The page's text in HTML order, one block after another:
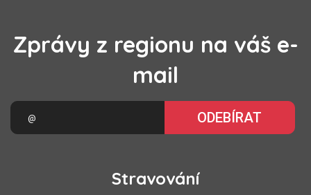
Zprávy z regionu na váš e-
mail
ODEBÍRAT
Stravování